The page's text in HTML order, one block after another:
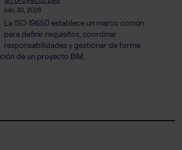
julio 30, 2026
La ISO 19650 establece un marco común
para definir requisitos, coordinar
responsabilidades y gestionar de forma
de un proyecto BIM.